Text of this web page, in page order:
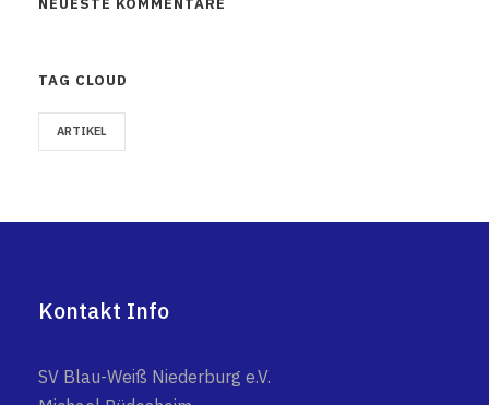
NEUESTE KOMMENTARE
TAG CLOUD
ARTIKEL
Kontakt Info
SV Blau-Weiß Niederburg e.V.